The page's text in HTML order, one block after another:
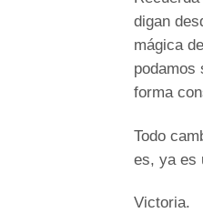
digan
mágica
podamos
forma
Todo
es, ya es
Victoria.